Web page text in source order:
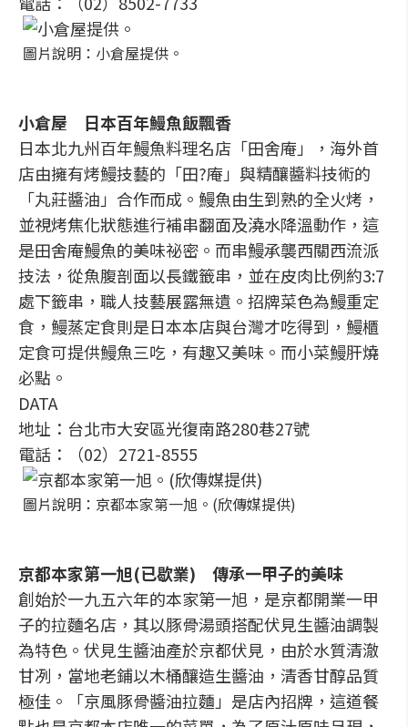
圖片說明：小倉屋提供。
小倉屋 日本百年鰻魚飯飄香
日本北九州百年鰻魚料理名店「田舍庵」，海外首
店由擁有烤鰻技藝的「田?庵」與精釀醬料技術的
「丸莊醬油」合作而成。鰻魚由生到熟的全火烤，
並視烤焦化狀態進行補串翻面及澆水降溫動作，這
是田舍庵鰻魚的美味祕密。而串鰻承襲西關西流派
技法，從魚腹剖面以長鐵籤串，並在皮肉比例約3:7
處下籤串，職人技藝展露無遺。招牌菜色為鰻重定
食，鰻蒸定食則是日本本店與台灣才吃得到，鰻櫃
定食可提供鰻魚三吃，有趣又美味。而小菜鰻肝燒
必點。
DATA
地址：台北市大安區光復南路280巷27號
電話：（02）2721-8555
圖片說明：京都本家第一旭。(欣傳媒提供)
京都本家第一旭(已歇業) 傳承一甲子的美味
創始於一九五六年的本家第一旭，是京都開業一甲
子的拉麵名店，其以豚骨湯頭搭配伏見生醬油調製
為特色。伏見生醬油產於京都伏見，由於水質清澈
甘冽，當地老鋪以木桶釀造生醬油，清香甘醇品質
極佳。「京風豚骨醬油拉麵」是店內招牌，這道餐